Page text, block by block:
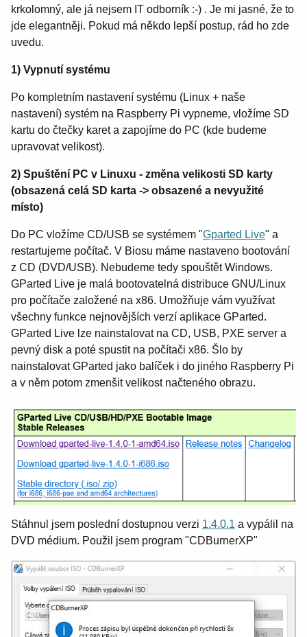
krkolomný, ale já nejsem IT odborník :-) . Je mi jasné, že to
jde elegantněji. Pokud má někdo lepší postup, rád ho zde
uvedu.
1) Vypnutí systému
Po kompletním nastavení systému (Linux + naše
nastavení) systém na Raspberry Pi vypneme, vložíme SD
kartu do čtečky karet a zapojíme do PC (kde budeme
upravovat velikost).
2) Spuštění PC v Linuxu - změna velikosti SD karty
(obsazená celá SD karta -> obsazené a nevyužité
místo)
Do PC vložíme CD/USB se systémem "Gparted Live" a
restartujeme počítač. V Biosu máme nastaveno bootování
z CD (DVD/USB). Nebudeme tedy spouštět Windows.
GParted Live je malá bootovatelná distribuce GNU/Linux
pro počítače založené na x86. Umožňuje vám využívat
všechny funkce nejnovějších verzí aplikace GParted.
GParted Live lze nainstalovat na CD, USB, PXE server a
pevný disk a poté spustit na počítači x86. Šlo by
nainstalovat GParted jako balíček i do jiného Raspberry Pi
a v něm potom zmenšit velikost načteného obrazu.
Stáhnul jsem poslední dostupnou verzi 1.4.0.1 a vypálil na
DVD médium. Použil jsem program "CDBurnerXP"